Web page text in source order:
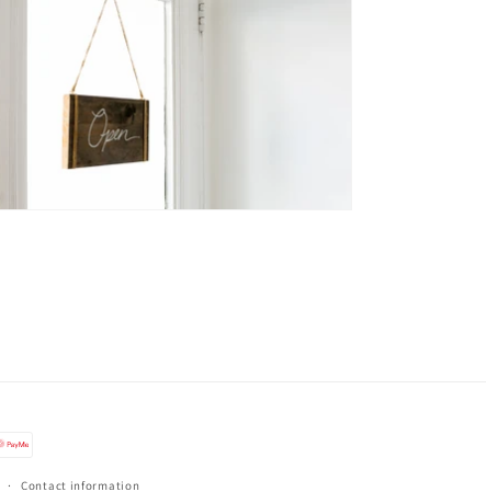
Contact information